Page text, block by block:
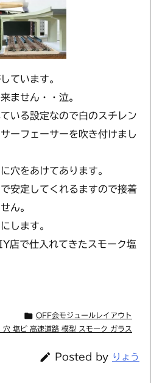
ています。
ません・・泣。
いる設定なので白のスチレン
ーフェーサーを吹き付けまし
穴をあけてあります。
安定してくれるますので接着
ん。
します。
店で仕入れてきたスモーク塩
 OFF会モジュールレイアウト
塩ビ 高速道路 模型 スモーク ガラス
 Posted by りょう